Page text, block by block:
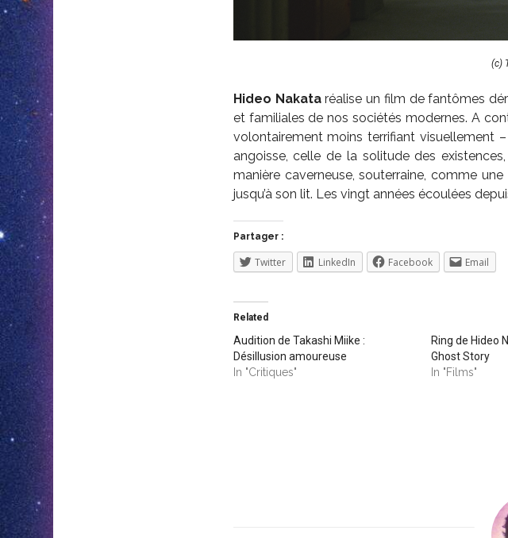
(c)
Hideo Nakataréalise un film de fantômes
et familiales de nos sociétés modernes. A
volontairement moins terrifiant visuellement
angoisse, celle de la solitude des
manière caverneuse, souterraine, comme
jusqu’à son lit. Les vingt années écoulées
Partager :
Twitter LinkedIn Facebook Email
Related
Audition de Takashi Miike :
Désillusion amoureuse
In "Critiques"
Ring de Hideo
Ghost Story
In "Films"